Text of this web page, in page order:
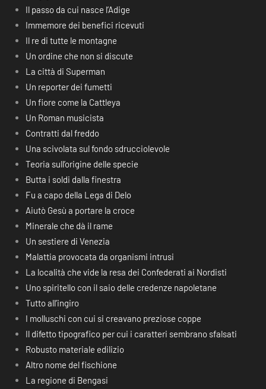
Il passo da cui nasce l’Adige
Immemore dei benefici ricevuti
Il re di tutte le montagne
Un ordine che non si discute
La città di Superman
Un reporter dei fumetti
Un fiore come la Cattleya
Un Roman musicista
Contratti dal freddo
Una scivolata sul fondo sdrucciolevole
Teoria sull’origine delle specie
Butta i soldi dalla finestra
Fu a capo della Lega di Delo
Aiutò Gesù a portare la croce
Minerale che dà il rame
Un sestiere di Venezia
Malattia provocata da organismi intrusi
La località che vide la resa dei Confederati ai Nordisti
Uno spiritello con il saio delle credenze napoletane
Tutto all’ingiro
I molluschi con cui si creavano preziose coppe
Il difetto tipografico per cui i caratteri sembrano sfalsati
Robusto materiale edilizio
Altro nome del fischione
La regione di Bengasi